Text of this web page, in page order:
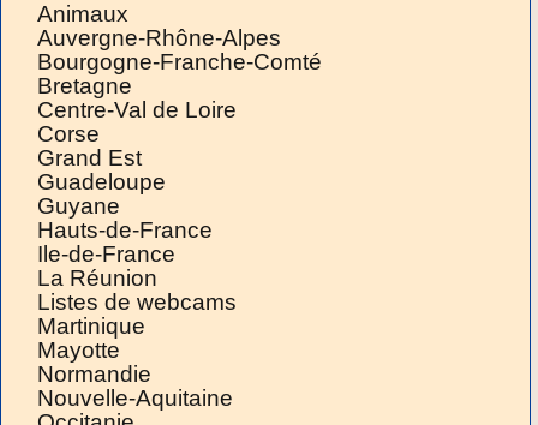
Animaux
Auvergne-Rhône-Alpes
Bourgogne-Franche-Comté
Bretagne
Centre-Val de Loire
Corse
Grand Est
Guadeloupe
Guyane
Hauts-de-France
Ile-de-France
La Réunion
Listes de webcams
Martinique
Mayotte
Normandie
Nouvelle-Aquitaine